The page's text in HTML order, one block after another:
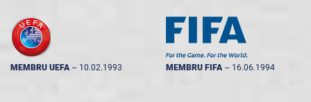
MEMBRU UEFA -- 10.02.1993 MEMBRU FIFA -- 16.06.1994